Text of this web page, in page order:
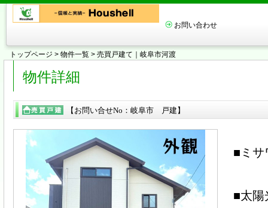
お問い合わせ
トップページ > 物件一覧 > 売買戸建て｜岐阜市河渡
物件詳細
【お問い合せNo：岐阜市 戸建】
■ミサ
■太